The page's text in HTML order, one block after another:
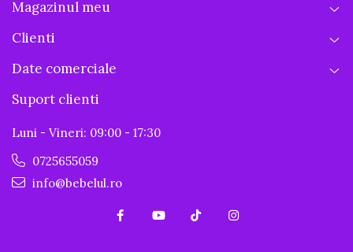
Magazinul meu
Clienti
Date comerciale
Suport clienti
Luni - Vineri: 09:00 - 17:30
0725655059
info@bebelul.ro